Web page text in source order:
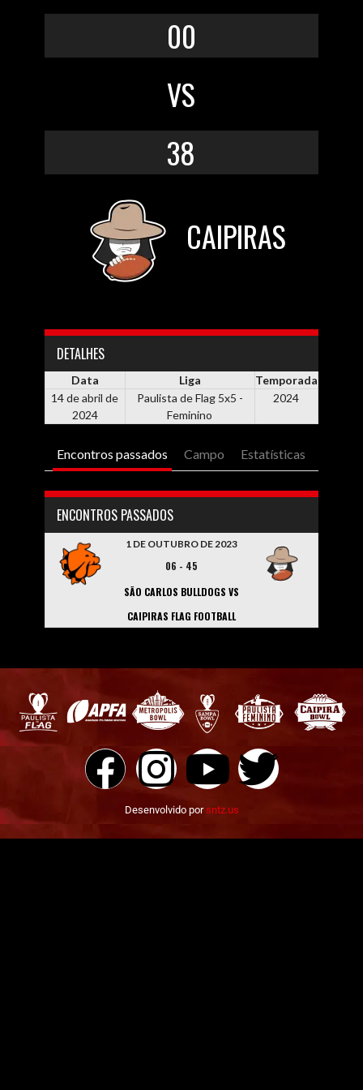
00
VS
38
CAIPIRAS
DETALHES
Data Liga
Temporada
14 de abril de
2024
Paulista de Flag 5x5 -
Feminino
2024
Encontros passados Campo Estatísticas
ENCONTROS PASSADOS
1 DE OUTUBRO DE 2023
06 - 45
SÃO CARLOS BULLDOGS VS
CAIPIRAS FLAG FOOTBALL
Desenvolvido porsntz.us